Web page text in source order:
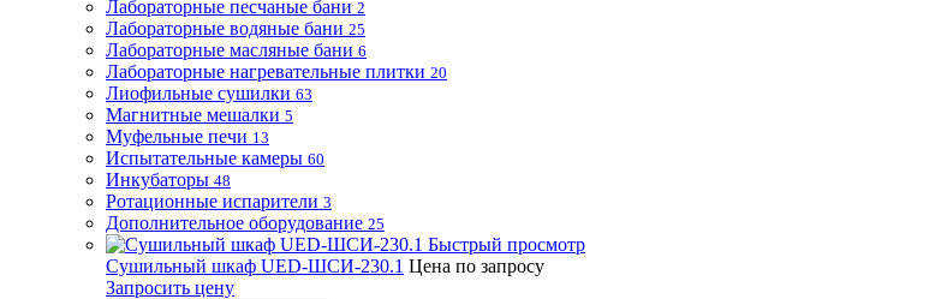
Лабораторные песчаные бани 2
Лабораторные водяные бани 25
Лабораторные масляные бани 6
Лабораторные нагревательные плитки 20
Лиофильные сушилки 63
Магнитные мешалки 5
Муфельные печи 13
Испытательные камеры 60
Инкубаторы 48
Ротационные испарители 3
Дополнительное оборудование 25
Быстрый просмотр
Сушильный шкаф UED-ШСИ-230.1 Цена по запросу
Запросить цену